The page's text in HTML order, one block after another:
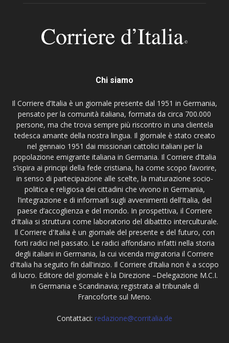
Chi siamo
Il Corriere d’Italia è un giornale presente dal 1951 in Germania,
pensato per la comunità italiana, formata da circa 700.000
persone, ma che trova sempre più riscontro in una clientela
tedesca amante della nostra lingua. Il giornale è stato creato
nel gennaio 1951 dai missionari cattolici italiani per la
popolazione emigrante italiana in Germania. Il Corriere d’Italia
s’ispira ai principi della fede cristiana, ha come scopo favorire,
in senso di partecipazione alle scelte, la maturazione socio-
politica e religiosa dei cittadini che vivono in Germania,
l’integrazione e di informarli sugli avvenimenti dell’Italia, del
paese d’accoglienza e del mondo. In prospettiva, il Corriere
d'Italia si struttura come laboratorio del dibattito interculturale.
Il Corriere d'Italia è un giornale del presente e del futuro, con
forti radici nel passato. Le radici affondano infatti nella storia
degli italiani in Germania, la cui vicenda migratoria il Corriere
d'Italia ha seguito fin dall'inizio. Il Corriere d’Italia non è a scopo
di lucro. Editore del giornale è la Direzione –Delegazione M.C.I.
in Germania e Scandinavia; registrata al tribunale di
Francoforte sul Meno.
Contattaci: redazione@corritalia.de